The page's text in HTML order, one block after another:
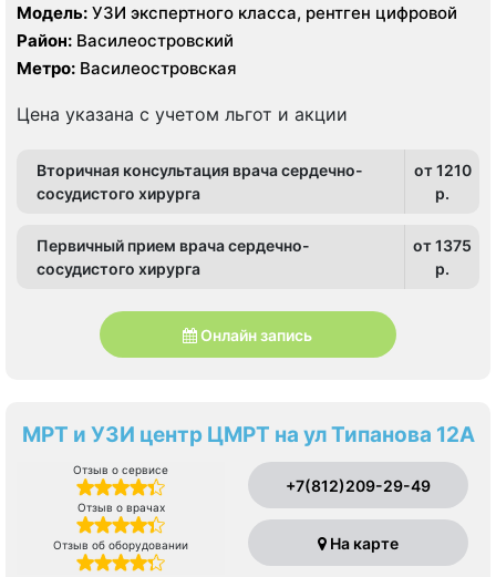
Модель: УЗИ экспертного класса, рентген цифровой
Район: Василеостровский
Метро: Василеостровская
Цена указана с учетом льгот и акции
Вторичная консультация врача сердечно-
сосудистого хирурга
от 1210
p.
Первичный прием врача сердечно-
сосудистого хирурга
от 1375
p.
Онлайн запись
МРТ и УЗИ центр ЦМРТ на ул Типанова 12А
Отзыв о сервисе
Отзыв о врачах
Отзыв об оборудовании
+7(812)209-29-49
На карте